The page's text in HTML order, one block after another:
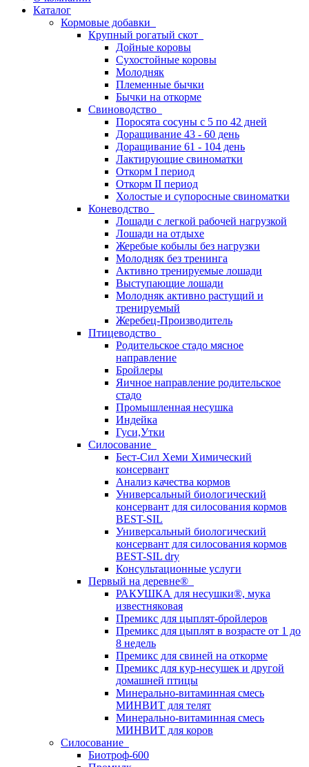
Каталог
Кормовые добавки
Крупный рогатый скот
Дойные коровы
Сухостойные коровы
Молодняк
Племенные бычки
Бычки на откорме
Свиноводство
Поросята сосуны с 5 по 42 дней
Доращивание 43 - 60 день
Доращивание 61 - 104 день
Лактирующие свиноматки
Откорм I период
Откорм II период
Холостые и супоросные свиноматки
Коневодство
Лошади с легкой рабочей нагрузкой
Лошади на отдыхе
Жеребые кобылы без нагрузки
Молодняк без тренинга
Активно тренируемые лошади
Выступающие лошади
Молодняк активно растущий и
тренируемый
Жеребец-Производитель
Птицеводство
Родительское стадо мясное
направление
Бройлеры
Яичное направление родительское
стадо
Промышленная несушка
Индейка
Гуси,Утки
Силосование
Бест-Сил Хеми Химический
консервант
Анализ качества кормов
Универсальный биологический
консервант для силосования кормов
BEST-SIL
Универсальный биологический
консервант для силосования кормов
BEST-SIL dry
Консультационные услуги
Первый на деревне®
РАКУШКА для несушки®, мука
известняковая
Премикс для цыплят-бройлеров
Премикс для цыплят в возрасте от 1 до
8 недель
Премикс для свиней на откорме
Премикс для кур-несушек и другой
домашней птицы
Минерально-витаминная смесь
МИНВИТ для телят
Минерально-витаминная смесь
МИНВИТ для коров
Силосование
Биотроф-600